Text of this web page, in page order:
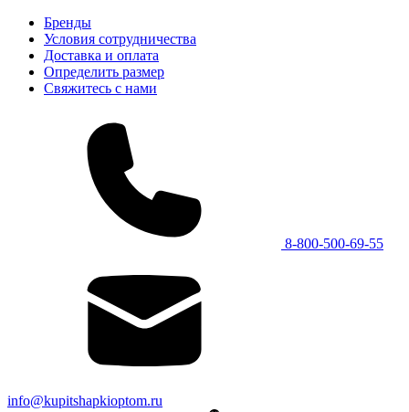
Бренды
Условия сотрудничества
Доставка и оплата
Определить размер
Свяжитесь с нами
8-800-500-69-55
info@kupitshapkioptom.ru